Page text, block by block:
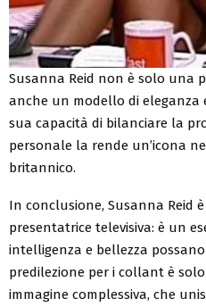
Susanna Reid non è solo una
anche un modello di eleganza
sua capacità di bilanciare la
personale la rende un’icona
britannico.
In conclusione, Susanna Reid
presentatrice televisiva: è un
intelligenza e bellezza
predilezione per i collant è
immagine complessiva, che